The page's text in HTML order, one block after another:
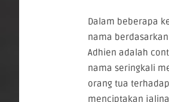
Dalam beberapa
nama
Adhien adalah
nama seringkali
orang tua
menciptakan